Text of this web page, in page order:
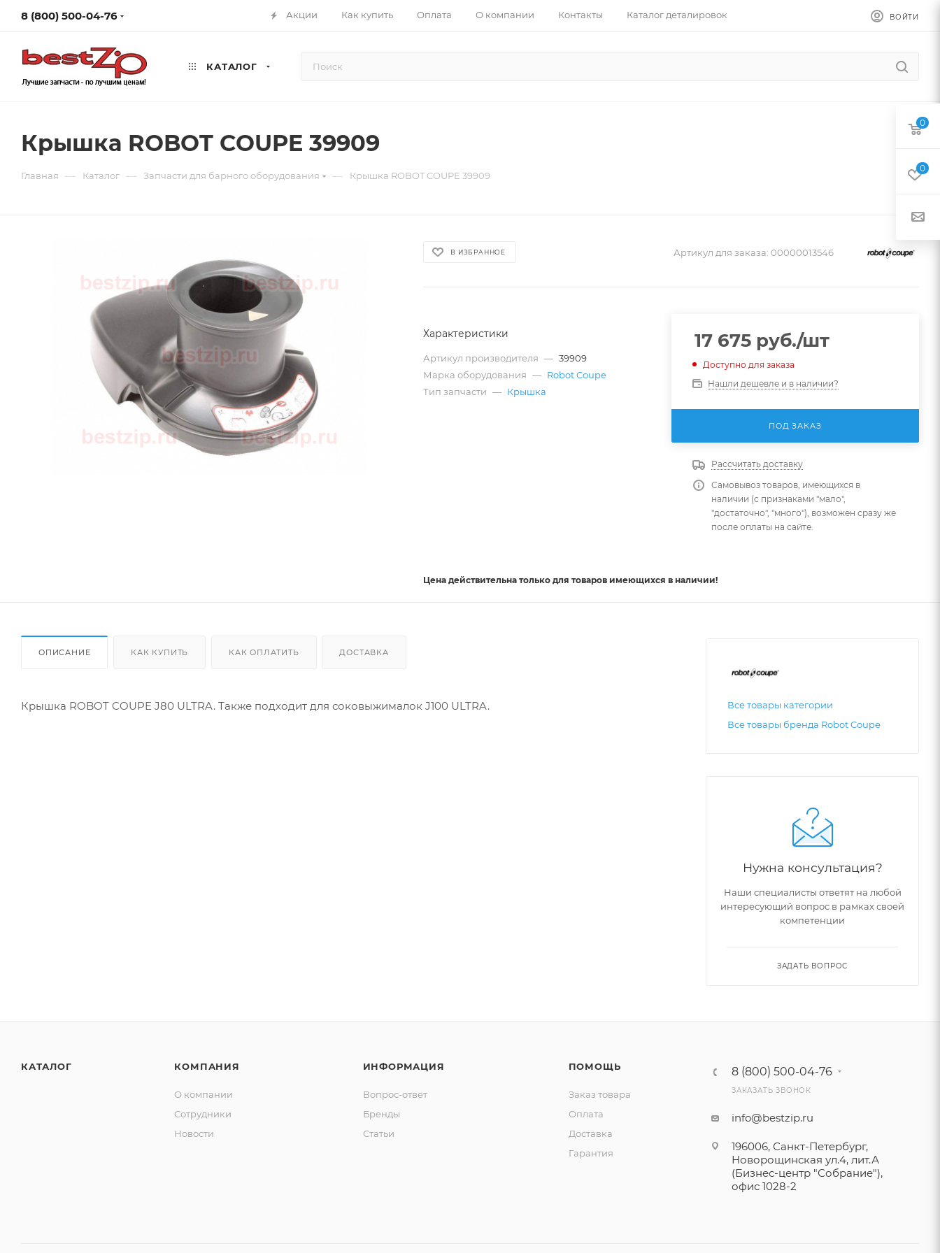
8 (800) 500-04-76 Акции Как купить Оплата О компании Контакты Каталог деталировок ВОЙТИ
КАТАЛОГ
Крышка ROBOT COUPE 39909
Главная — Каталог — Запчасти для барного оборудования — Крышка ROBOT COUPE 39909
В ИЗБРАННОЕ Артикул для заказа: 00000013546
Характеристики
Артикул производителя — 39909
Марка оборудования — Robot Coupe
Тип запчасти — Крышка
17 675руб./шт
Доступно для заказа
Нашли дешевле и в наличии?
ПОД ЗАКАЗ
Рассчитать доставку
Самовывоз товаров, имеющихся в
наличии (с признаками "мало",
"достаточно", "много"), возможен сразу же
после оплаты на сайте.
Цена действительна только для товаров имеющихся в наличии!
ОПИСАНИЕ КАК КУПИТЬ КАК ОПЛАТИТЬ ДОСТАВКА
Крышка ROBOT COUPE J80 ULTRA. Также подходит для соковыжималок J100 ULTRA.
Все товары категории
Все товары бренда Robot Coupe
Нужна консультация?
Наши специалисты ответят на любой
интересующий вопрос в рамках своей
компетенции
ЗАДАТЬ ВОПРОС
КАТАЛОГ КОМПАНИЯ
О компании
Сотрудники
Новости
ИНФОРМАЦИЯ
Вопрос-ответ
Бренды
Статьи
ПОМОЩЬ
Заказ товара
Оплата
Доставка
Гарантия
8 (800) 500-04-76
ЗАКАЗАТЬ ЗВОНОК
info@bestzip.ru
196006, Санкт-Петербург,
Новорощинская ул.4, лит.А
(Бизнес-центр "Собрание"),
офис 1028-2
0
0